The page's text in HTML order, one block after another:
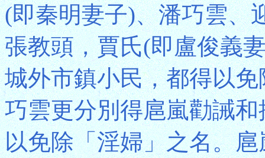
(即秦明妻子)、潘巧雲、
張教頭，賈氏(即盧俊義
城外市鎮小民，都得以
巧雲更分別得扈嵐勸誡
以免除「淫婦」之名。